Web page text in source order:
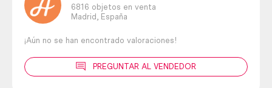
6816 objetos en venta
Madrid,
España
¡Aún no se han encontrado valoraciones!
PREGUNTAR AL VENDEDOR